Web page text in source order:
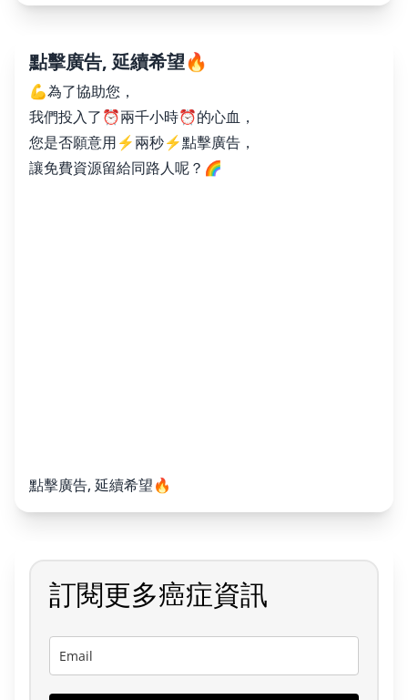
點擊廣告, 延續希望🔥
💪為了協助您，
我們投入了⏰兩千小時⏰的心血，
您是否願意用⚡️兩秒⚡️點擊廣告，
讓免費資源留給同路人呢？🌈
點擊廣告, 延續希望🔥
訂閱更多癌症資訊